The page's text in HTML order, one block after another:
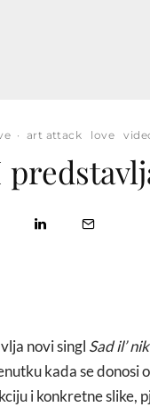
· art attack love
novi singl Sad il’
kada se donosi
i konkretne slike,